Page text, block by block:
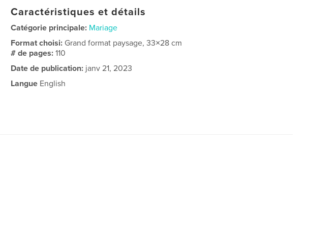
Caractéristiques et détails
Catégorie principale: Mariage
Format choisi: Grand format paysage, 33×28 cm
# de pages:110
Date de publication: janv 21, 2023
Langue English